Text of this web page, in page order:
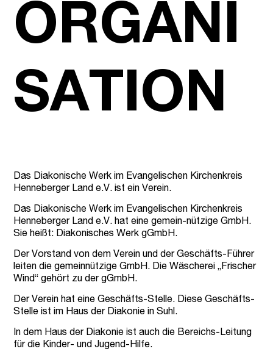
ORGANI
SATION
Das Diakonische Werk im Evangelischen Kirchenkreis
Henneberger Land e.V. ist ein Verein.
Das Diakonische Werk im Evangelischen Kirchenkreis
Henneberger Land e.V. hat eine gemein-nützige GmbH.
Sie heißt: Diakonisches Werk gGmbH.
Der Vorstand von dem Verein und der Geschäfts-Führer
leiten die gemeinnützige GmbH. Die Wäscherei „Frischer
Wind“ gehört zu der gGmbH.
Der Verein hat eine Geschäfts-Stelle. Diese Geschäfts-
Stelle ist im Haus der Diakonie in Suhl.
In dem Haus der Diakonie ist auch die Bereichs-Leitung
für die Kinder- und Jugend-Hilfe.